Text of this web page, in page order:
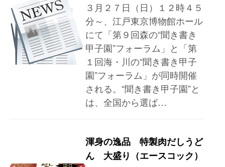
３月２７日（日）１２時４５
分～、江戸東京博物館ホール
にて「第９回森の“聞き書き
甲子園”フォーラム」と「第
１回海・川の“聞き書き甲子
園”フォーラム」が同時開催
される。“聞き書き甲子園”と
は、全国から選ば…
渾身の逸品 特製肉だしうど
ん 大盛り（エースコック）